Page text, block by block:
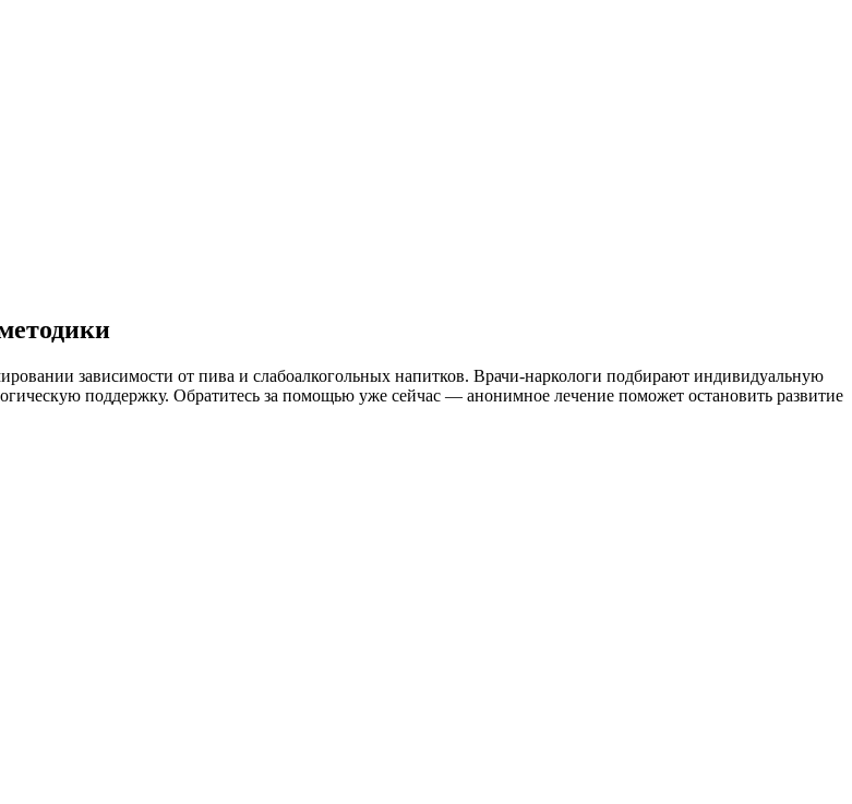
зависимости от пива и слабоалкогольных напитков. Врачи-наркологи подбирают индивидуальную
поддержку. Обратитесь за помощью уже сейчас — анонимное лечение поможет остановить развитие